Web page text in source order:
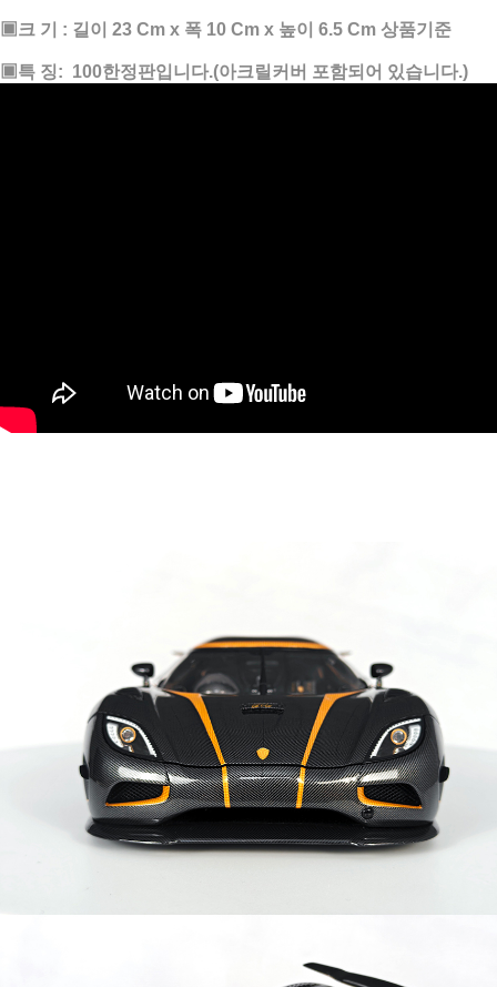
▣크 기 : 길이 23 Cm x 폭 10 Cm x 높이 6.5 Cm 상품기준
▣특 징: 100한정판입니다.(아크릴커버 포함되어 있습니다.)